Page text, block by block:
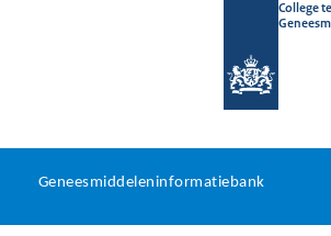
College
U
Geneesmiddeleninformatiebank